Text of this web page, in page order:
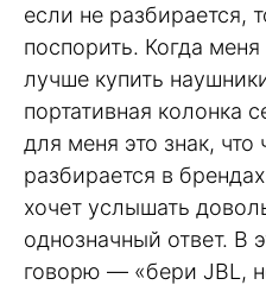
если не разбирается,
поспорить. Когда
лучше купить
портативная колонка
для меня это знак, что
разбирается в
хочет услышать
однозначный ответ. В
говорю — «бери JBL,